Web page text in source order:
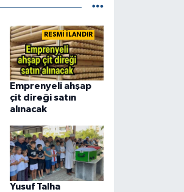
RESMİ İLANDIR
Emprenyeli ahşap
çit direği satın
alınacak
Yusuf Talha